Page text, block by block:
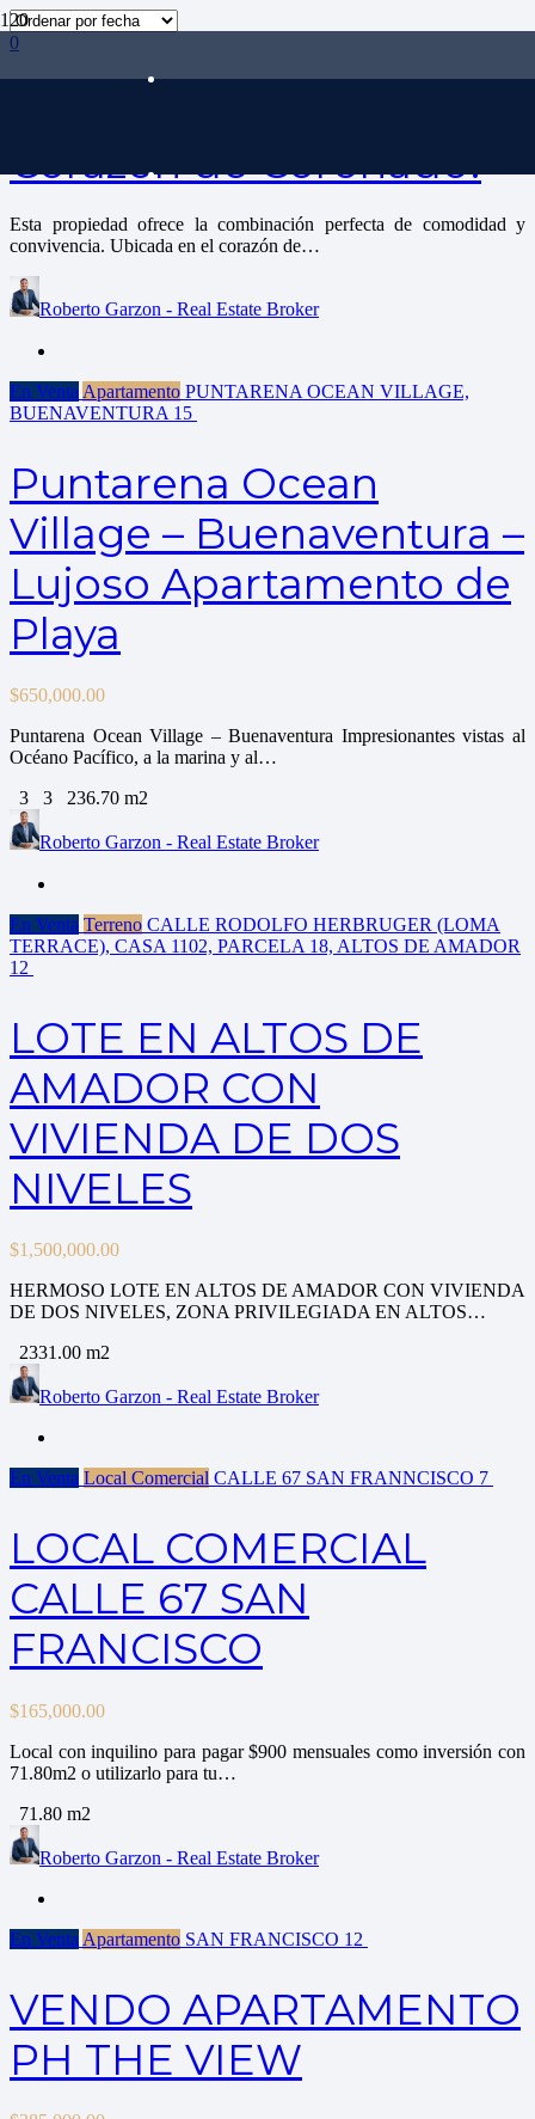
0
Corazón de Coronado!
Esta propiedad ofrece la combinación perfecta de comodidad y
convivencia. Ubicada en el corazón de…
Roberto Garzon - Real Estate Broker
En Venta Apartamento PUNTARENA OCEAN VILLAGE,
BUENAVENTURA 15
Puntarena Ocean
Village – Buenaventura –
Lujoso Apartamento de
Playa
$650,000.00
Puntarena Ocean Village – Buenaventura Impresionantes vistas al
Océano Pacífico, a la marina y al…
3
3 236.70 m2
Roberto Garzon - Real Estate Broker
En Venta Terreno CALLE RODOLFO HERBRUGER (LOMA
TERRACE), CASA 1102, PARCELA 18, ALTOS DE AMADOR
12
LOTE EN ALTOS DE
AMADOR CON
VIVIENDA DE DOS
NIVELES
$1,500,000.00
HERMOSO LOTE EN ALTOS DE AMADOR CON VIVIENDA
DE DOS NIVELES, ZONA PRIVILEGIADA EN ALTOS…
2331.00 m2
Roberto Garzon - Real Estate Broker
En Venta Local Comercial CALLE 67 SAN FRANNCISCO 7
LOCAL COMERCIAL
CALLE 67 SAN
FRANCISCO
$165,000.00
Local con inquilino para pagar $900 mensuales como inversión con
71.80m2 o utilizarlo para tu…
71.80 m2
Roberto Garzon - Real Estate Broker
En Venta Apartamento SAN FRANCISCO 12
VENDO APARTAMENTO
PH THE VIEW